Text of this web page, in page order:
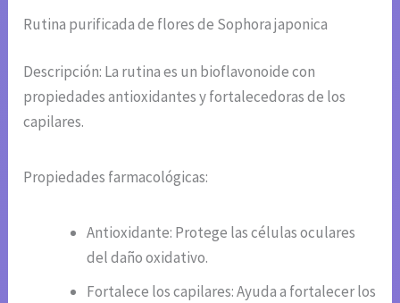
Rutina purificada de flores de Sophora japonica
Descripción: La rutina es un bioflavonoide con
propiedades antioxidantes y fortalecedoras de los
capilares.
Propiedades farmacológicas:
Antioxidante: Protege las células oculares
del daño oxidativo.
Fortalece los capilares: Ayuda a fortalecer los